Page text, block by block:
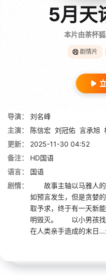
5月天
本片由茶杯
剧情片
导演：
刘名峰
主演：
陈信宏 刘冠佑 言承旭
更新：
2025-11-30 04:52
备注：
HD国语
语言：
国语
剧情：
故事主轴以马雅人的
如预言发生，但是贪婪
取予求，终于有一天新
明毁灭。 以小男孩找
在人类亲手造成的末日...